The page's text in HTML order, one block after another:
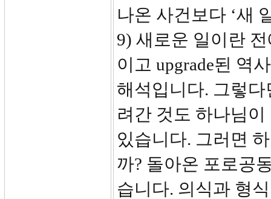
나온 사건보다 ‘새
9) 새로운 일이란
이고 upgrade된 역
해석입니다. 그렇
려간 것도 하나님
있습니다. 그러면
까? 돌아온 포로공
습니다. 의식과 형